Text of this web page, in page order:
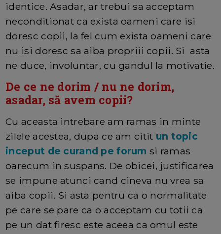
identice. Asadar, ar trebui sa acceptam
neconditionat ca exista oameni care isi
doresc copii, la fel cum exista oameni care
nu isi doresc sa aiba propriii copii. Si asta
ne duce, involuntar, cu gandul la motivatie.
De ce ne dorim / nu ne dorim,
asadar, să avem copii?
Cu aceasta intrebare am ramas in minte
zilele acestea, dupa ce am citit un topic
inceput de curand pe forum si ramas
oarecum in suspans. De obicei, justificarea
se impune atunci cand cineva nu vrea sa
aiba copii. Si asta pentru ca o normalitate
pe care se pare ca o acceptam cu totii ca
pe un dat firesc este aceea ca omul este